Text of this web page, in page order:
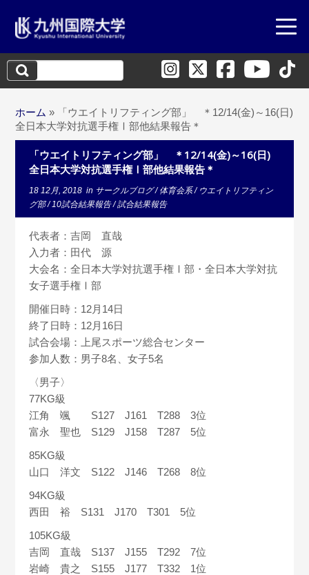
検
索:
ホーム »
「ウエイトリフティング部」 ＊12/14(金)～16(日)
全日本大学対抗選手権Ⅰ部他結果報告＊
「ウエイトリフティング部」 ＊12/14(金)～16(日)
全日本大学対抗選手権Ⅰ部他結果報告＊
18 12月, 2018 in サークルブログ/体育会系/ ウエイトリフティン
グ部/10試合結果報告/試合結果報告
代表者：吉岡 直哉
入力者：田代 源
大会名：全日本大学対抗選手権Ⅰ部・全日本大学対抗
女子選手権Ⅰ部
開催日時：12月14日
終了日時：12月16日
試合会場：上尾スポーツ総合センター
参加人数：男子8名、女子5名
〈男子〉
77KG級
江角 颯 S127 J161 T288 3位
富永 聖也 S129 J158 T287 5位
85KG級
山口 洋文 S122 J146 T268 8位
94KG級
西田 裕 S131 J170 T301 5位
105KG級
吉岡 直哉 S137 J155 T292 7位
岩崎 貴之 S155 J177 T332 1位